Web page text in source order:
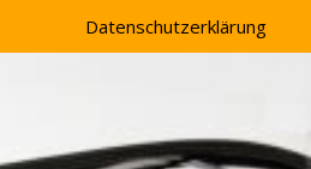
Datenschutzerklärung